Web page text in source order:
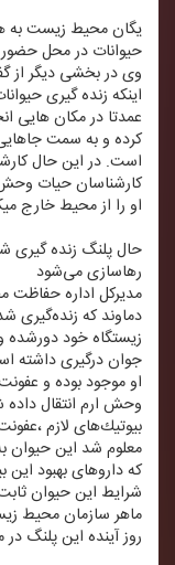
یگان محیط زیست به
حیوانات در محل حضور
وی در بخشی دیگر از
اینكه زنده گیری
عمدتا در مكان هایی
كرده و به سمت
است. در این حال
كارشناسان حیات
او را از محیط خارج
حال پلنگ زنده گیری
رهاسازی می‌شود
مدیركل اداره
دماوند كه زنده‌گیری
زیستگاه خود
جوان درگیری داشته
او موجود بوده و
وحش ارم انتقال
بیوتیك‌های لازم
معلوم شد این حیوان
كه داروهای بهبود
روز آینده این پلنگ